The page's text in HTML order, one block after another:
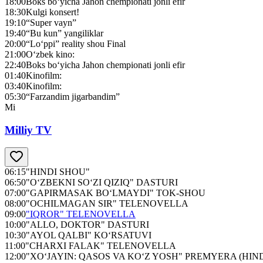
18:30Kulgi konsert!
19:10“Super vayn”
19:40“Bu kun” yangiliklar
20:00“Lo‘ppi” reality shou Final
21:00O‘zbek kino:
22:40Boks bo‘yicha Jahon chempionati jonli efir
01:40Kinofilm:
03:40Kinofilm:
05:30“Farzandim jigarbandim”
Mi
Milliy TV
06:15"HINDI SHOU"
06:50"O‘ZBEKNI SO‘ZI QIZIQ" DASTURI
07:00"GAPIRMASAK BO‘LMAYDI" TOK-SHOU
08:00"OCHILMAGAN SIR" TELENOVELLA
09:00"IQROR" TELENOVELLA
10:00"ALLO, DOKTOR" DASTURI
10:30"AYOL QALBI" KO‘RSATUVI
11:00"CHARXI FALAK" TELENOVELLA
12:00"XO‘JAYIN: QASOS VA KO‘Z YOSH" PREMYERA